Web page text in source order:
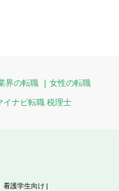
界の転職
女性の転職
イナビ転職 税理士
看護学生向け